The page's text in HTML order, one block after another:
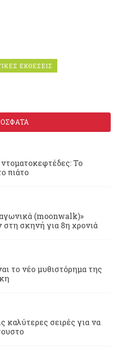
ΕΚΘΕΣΕΙΣ
Το
πιάτο
(moonwalk)»
στη σκηνή για 8η χρονιά
το νέο μυθιστόρημα της
καλύτερες σειρές για να